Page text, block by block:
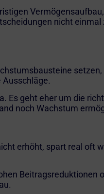
nicht
Es geht eher um die
noch Wachstum
erhöht, spart real oft
Beitragsreduktionen